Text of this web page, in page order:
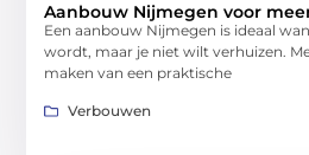
Aanbouw Nijmegen voor
Een aanbouw Nijmegen is ideaal
wordt, maar je niet wilt verhuizen.
maken van een praktische
Verbouwen